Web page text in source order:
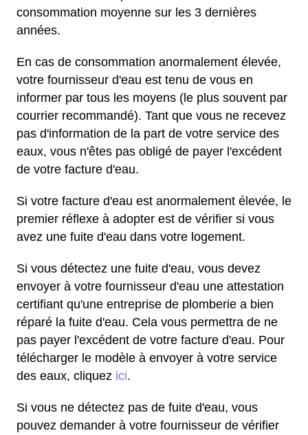
consommation moyenne sur les 3 dernières
années.
En cas de consommation anormalement élevée,
votre fournisseur d'eau est tenu de vous en
informer par tous les moyens (le plus souvent par
courrier recommandé). Tant que vous ne recevez
pas d'information de la part de votre service des
eaux, vous n'êtes pas obligé de payer l'excédent
de votre facture d'eau.
Si votre facture d'eau est anormalement élevée, le
premier réflexe à adopter est de vérifier si vous
avez une fuite d'eau dans votre logement.
Si vous détectez une fuite d'eau, vous devez
envoyer à votre fournisseur d'eau une attestation
certifiant qu'une entreprise de plomberie a bien
réparé la fuite d'eau. Cela vous permettra de ne
pas payer l'excédent de votre facture d'eau. Pour
télécharger le modèle à envoyer à votre service
des eaux, cliquez ici.
Si vous ne détectez pas de fuite d'eau, vous
pouvez demander à votre fournisseur de vérifier